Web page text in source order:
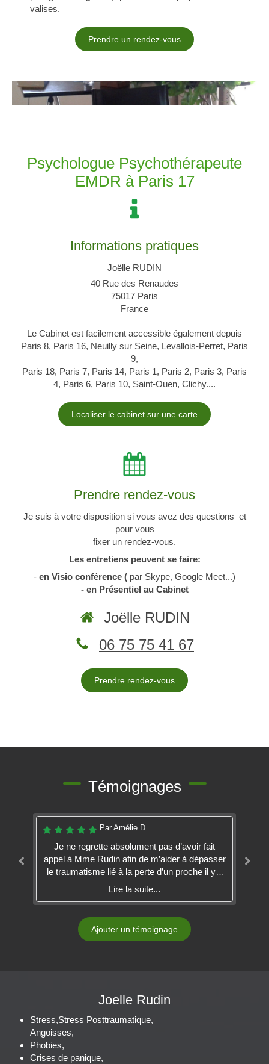
valises.
Prendre un rendez-vous
Psychologue Psychothérapeute
EMDR à Paris 17
Informations pratiques
Joëlle RUDIN
40 Rue des Renaudes
75017 Paris
France
Le Cabinet est facilement accessible également depuis
Paris 8, Paris 16, Neuilly sur Seine, Levallois-Perret, Paris
9,
Paris 18, Paris 7, Paris 14, Paris 1, Paris 2, Paris 3, Paris
4, Paris 6, Paris 10, Saint-Ouen, Clichy....
Localiser le cabinet sur une carte
Prendre rendez-vous
Je suis à votre disposition si vous avez des questions et
pour vous
fixer un rendez-vous.
Les entretiens peuvent se faire:
- en Visio conférence ( par Skype, Google Meet...)
- en Présentiel au Cabinet
Joëlle RUDIN
06 75 75 41 67
Prendre rendez-vous
Témoignages
Par Amélie D.
Je ne regrette absolument pas d’avoir fait
appel à Mme Rudin afin de m’aider à dépasser
le traumatisme lié à la perte d’un proche il y a
quelques années. Séances après séances,
différents verrous qui m’empêchaient
d’avancer. Le travail réalisé grâce à l’EMDR
douloureux, chose que je n’avais jamais réussi
très attentive au respect de mes propres
capacités. Elle a également toujours été
vigilante à la restauration d’un certain niveau
de calme émotionnel après chaque séance.
Lire la suite...
Ajouter un témoignage
Joelle Rudin
Stress,Stress Posttraumatique,
Angoisses,
Phobies,
Crises de panique,